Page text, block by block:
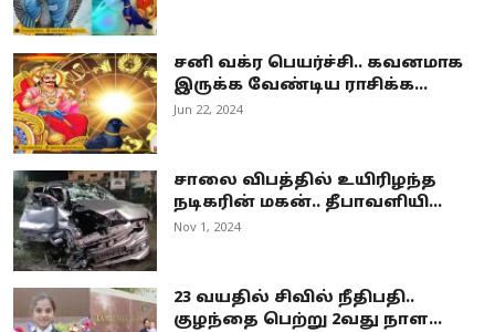
சனி வக்ர பெயர்ச்சி.. கவனமாக
இருக்க வேண்டிய ராசிக்க...
Jun 22, 2024
சாலை விபத்தில் உயிரிழந்த
நடிகரின் மகன்.. தீபாவளியி...
Nov 1, 2024
23 வயதில் சிவில் நீதிபதி..
குழந்தை பெற்று 2வது நாள...